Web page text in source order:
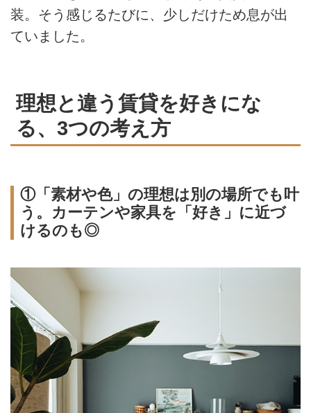
装。そう感じるたびに、少しだけため息が出
ていました。
理想と違う賃貸を好きにな
る、3つの考え方
①「素材や色」の理想は別の場所でも叶
う。カーテンや家具を「好き」に近づ
けるのも◎